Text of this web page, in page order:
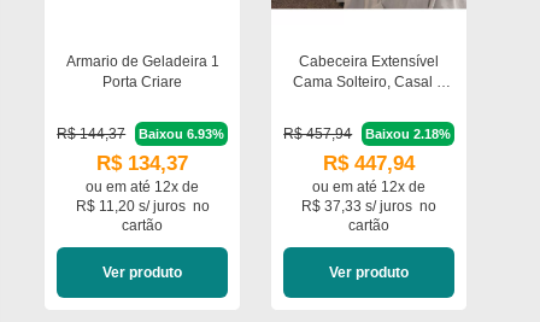
Armario de Geladeira 1
Porta Criare
R$ 144,37 Baixou 6.93%
R$ 134,37
ou em até 12x de
R$ 11,20 s/ juros no
cartão
Ver produto
Cabeceira Extensível
Cama Solteiro, Casal e
Cabeceira Maceió
Poliman Móveis
R$ 457,94 Baixou 2.18%
R$ 447,94
ou em até 12x de
R$ 37,33 s/ juros no
cartão
Ver produto